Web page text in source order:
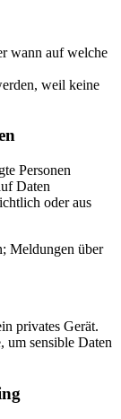
wann auf welche
weil keine
Personen
Daten
oder aus
Meldungen über
privates Gerät.
um sensible Daten